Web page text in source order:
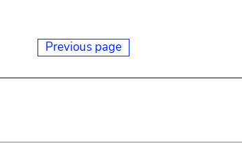
Previous page